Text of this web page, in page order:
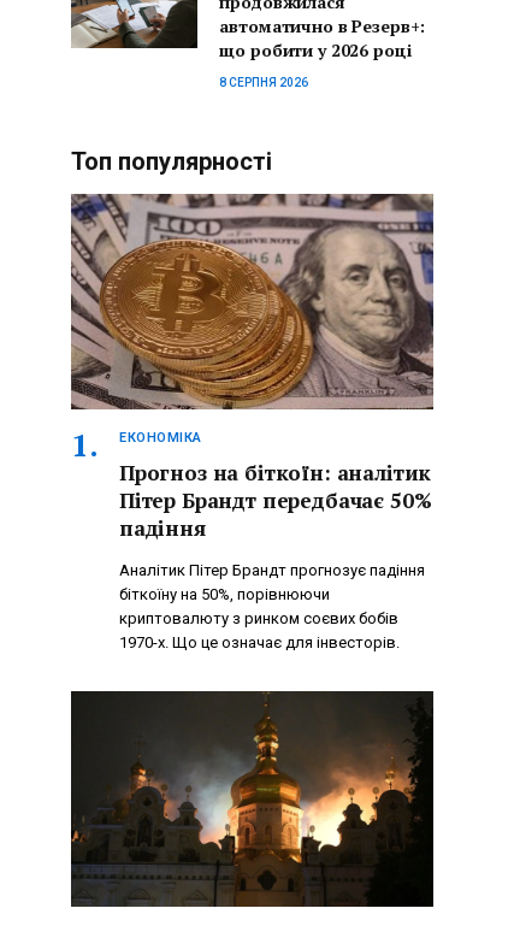
автоматично в Резерв+:
що робити у 2026 році
8 СЕРПНЯ 2026
Топ популярності
ЕКОНОМІКА
Прогноз на біткоїн: аналітик
Пітер Брандт передбачає 50%
падіння
Аналітик Пітер Брандт прогнозує падіння
біткоїну на 50%, порівнюючи
криптовалюту з ринком соєвих бобів
1970-х. Що це означає для інвесторів.